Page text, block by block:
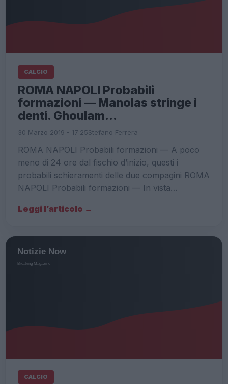
CALCIO
ROMA NAPOLI Probabili
formazioni — Manolas stringe i
denti. Ghoulam…
30 Marzo 2019 - 17:25Stefano Ferrera
ROMA NAPOLI Probabili formazioni — A poco
meno di 24 ore dal fischio d’inizio, questi i
probabili schieramenti delle due compagini ROMA
NAPOLI Probabili formazioni — In vista…
Leggi l’articolo →
CALCIO